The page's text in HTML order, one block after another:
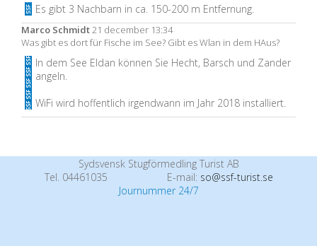
Es gibt 3 Nachbarn in ca. 150-200 m Entfernung.
Marco Schmidt21 december 13:34
Was gibt es dort für Fische im See? Gibt es Wlan in dem HAus?
In dem See Eldan können Sie Hecht, Barsch und Zander
angeln.
WiFi wird hoffentlich irgendwann im Jahr 2018 installiert.
Sydsvensk Stugförmedling Turist AB
Tel. 04461035
E-mail: so@ssf-turist.se
Journummer 24/7